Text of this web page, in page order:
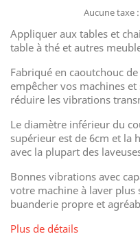
Aucune taxe :
Appliquer aux tables et
table à thé et autres
Fabriqué en caoutchouc
empêcher vos machines
réduire les vibrations
Le diamètre inférieur du
supérieur est de 6cm et la
avec la plupart des
Bonnes vibrations avec
votre machine à laver
buanderie propre et
Plus de détails